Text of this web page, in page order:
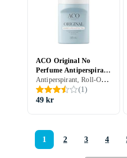
ACO Original No
Perfume Antiperspirant
Roll-On 50ml
Antiperspirant, Roll-On, Dam, 50 ml
(1)
49 kr
1 2 3 4